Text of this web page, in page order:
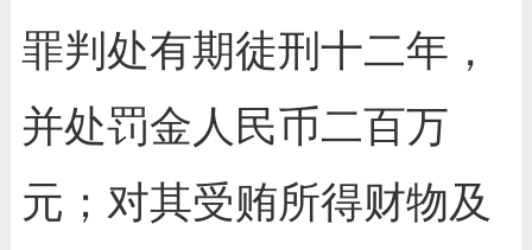
罪判处有期徒刑十二年，
并处罚金人民币二百万
元；对其受贿所得财物及